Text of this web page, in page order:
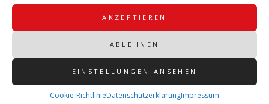
AKZEPTIEREN
ABLEHNEN
EINSTELLUNGEN ANSEHEN
Cookie-RichtlinieDatenschutzerklärungImpressum
Sondertraining Kindergarde am 05.07.2026